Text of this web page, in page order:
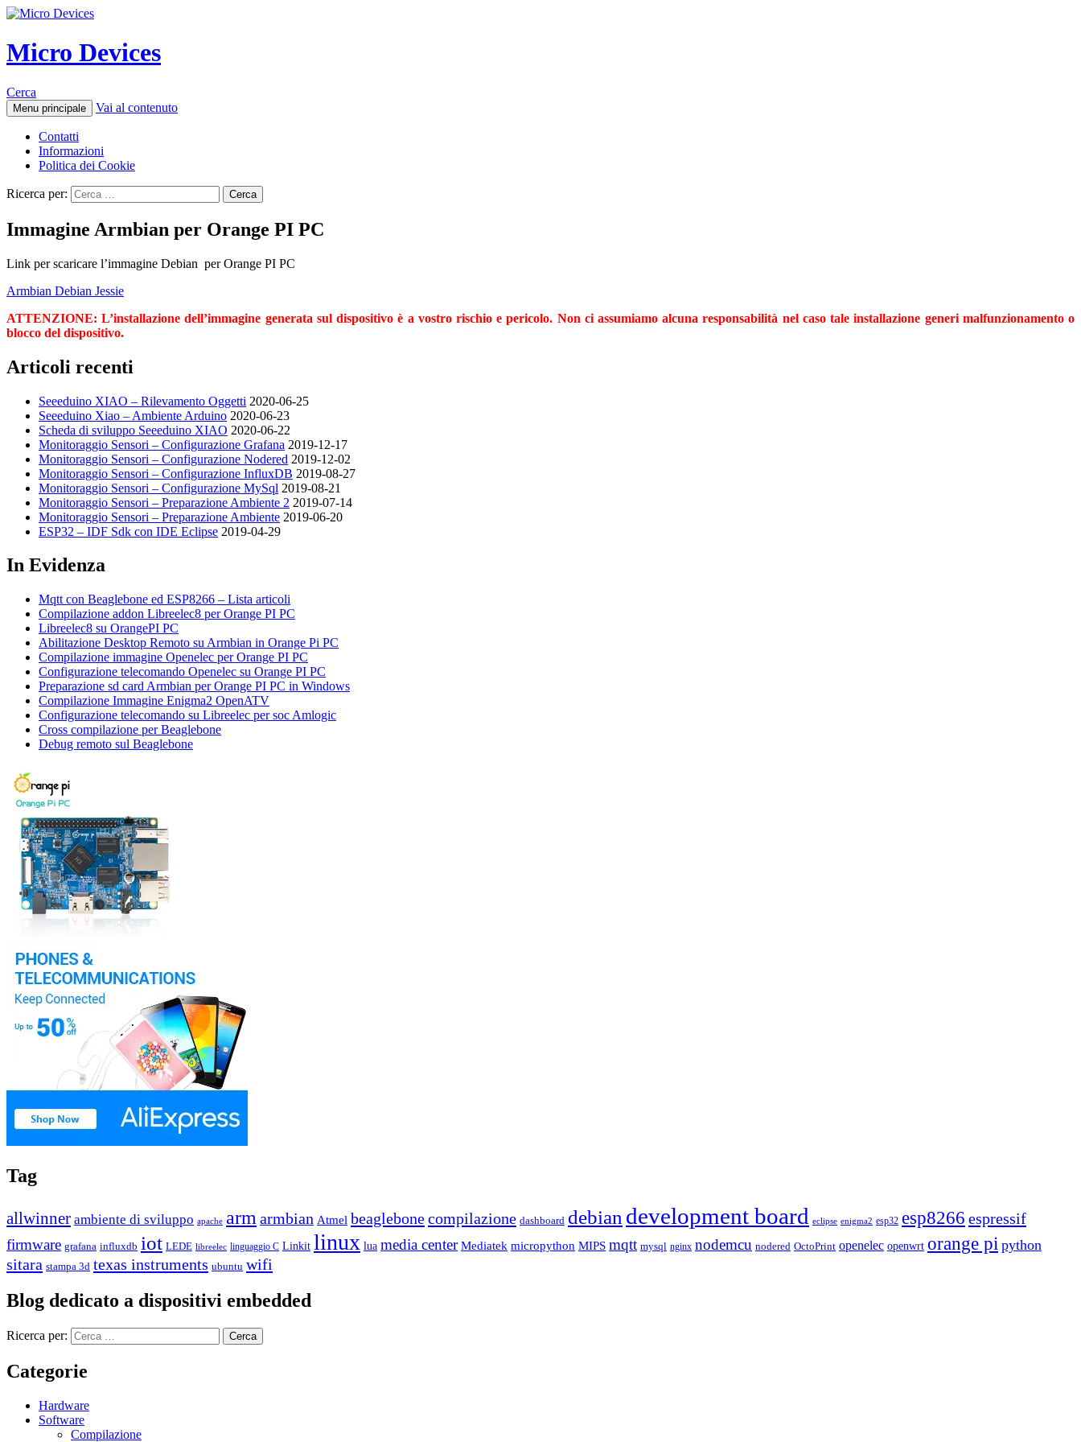
Micro Devices
Cerca
Menu principale Vai al contenuto
Contatti
Informazioni
Politica dei Cookie
Ricerca per:
Immagine Armbian per Orange PI PC
Link per scaricare l’immagine Debian per Orange PI PC
Armbian Debian Jessie
ATTENZIONE: L’installazione dell’immagine generata sul dispositivo è a vostro rischio e pericolo. Non ci assumiamo alcuna responsabilità nel caso tale installazione generi malfunzionamento o
blocco del dispositivo.
Articoli recenti
Seeeduino XIAO – Rilevamento Oggetti 2020-06-25
Seeeduino Xiao – Ambiente Arduino 2020-06-23
Scheda di sviluppo Seeeduino XIAO 2020-06-22
Monitoraggio Sensori – Configurazione Grafana 2019-12-17
Monitoraggio Sensori – Configurazione Nodered 2019-12-02
Monitoraggio Sensori – Configurazione InfluxDB 2019-08-27
Monitoraggio Sensori – Configurazione MySql 2019-08-21
Monitoraggio Sensori – Preparazione Ambiente 2 2019-07-14
Monitoraggio Sensori – Preparazione Ambiente 2019-06-20
ESP32 – IDF Sdk con IDE Eclipse 2019-04-29
In Evidenza
Mqtt con Beaglebone ed ESP8266 – Lista articoli
Compilazione addon Libreelec8 per Orange PI PC
Libreelec8 su OrangePI PC
Abilitazione Desktop Remoto su Armbian in Orange Pi PC
Compilazione immagine Openelec per Orange PI PC
Configurazione telecomando Openelec su Orange PI PC
Preparazione sd card Armbian per Orange PI PC in Windows
Compilazione Immagine Enigma2 OpenATV
Configurazione telecomando su Libreelec per soc Amlogic
Cross compilazione per Beaglebone
Debug remoto sul Beaglebone
Tag
allwinner ambiente di sviluppo apache arm armbian Atmel beaglebonecompilazione dashboard debian development board eclipse enigma2 esp32 esp8266 espressif
firmware grafana influxdb iot LEDE libreelec linguaggio C Linkit linux lua media center Mediatek micropython MIPS mqtt mysql nginx nodemcu nodered OctoPrint openelec openwrt orange pi python
sitara stampa 3d texas instruments ubuntu wifi
Blog dedicato a dispositivi embedded
Ricerca per:
Categorie
Hardware
Software
Compilazione